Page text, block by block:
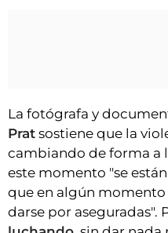
La fotógrafa y
Prat sostiene que la
cambiando de forma a
este momento "se
que en algún
darse por aseguradas".